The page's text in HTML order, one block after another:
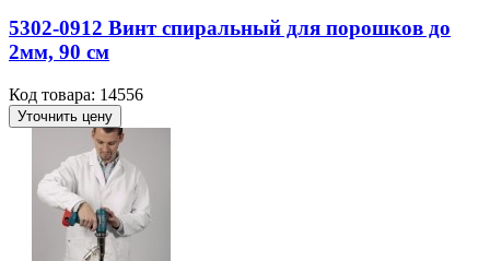
5302-0912 Винт спиральный для порошков до
2мм, 90 см
Код товара: 14556
Уточнить цену